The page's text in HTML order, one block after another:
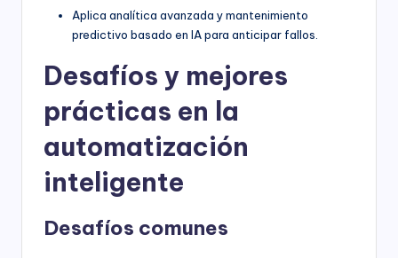
Aplica analítica avanzada y mantenimiento
predictivo basado en IA para anticipar fallos.
Desafíos y mejores
prácticas en la
automatización
inteligente
Desafíos comunes